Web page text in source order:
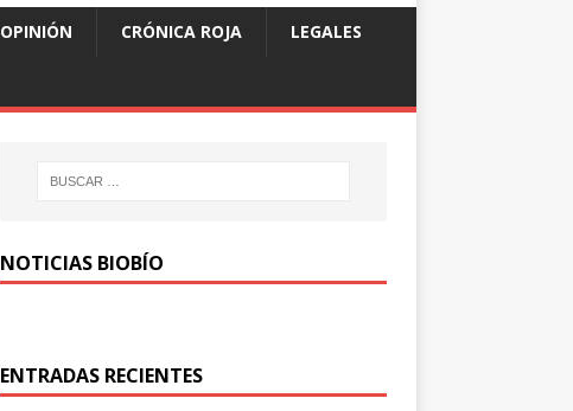
OPINIÓN CRÓNICA ROJA LEGALES
NOTICIAS BIOBÍO
ENTRADAS RECIENTES